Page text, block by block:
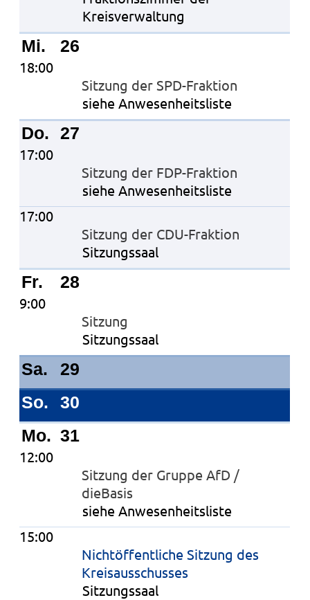
Kreisverwaltung
Mi. 26
18:00
Sitzung der SPD-Fraktion
siehe Anwesenheitsliste
Do. 27
17:00
Sitzung der FDP-Fraktion
siehe Anwesenheitsliste
17:00
Sitzung der CDU-Fraktion
Sitzungssaal
Fr. 28
9:00
Sitzung
Sitzungssaal
Sa.
29
So.
30
Mo. 31
12:00
Sitzung der Gruppe AfD /
dieBasis
siehe Anwesenheitsliste
15:00
Nichtöffentliche Sitzung des
Kreisausschusses
Sitzungssaal